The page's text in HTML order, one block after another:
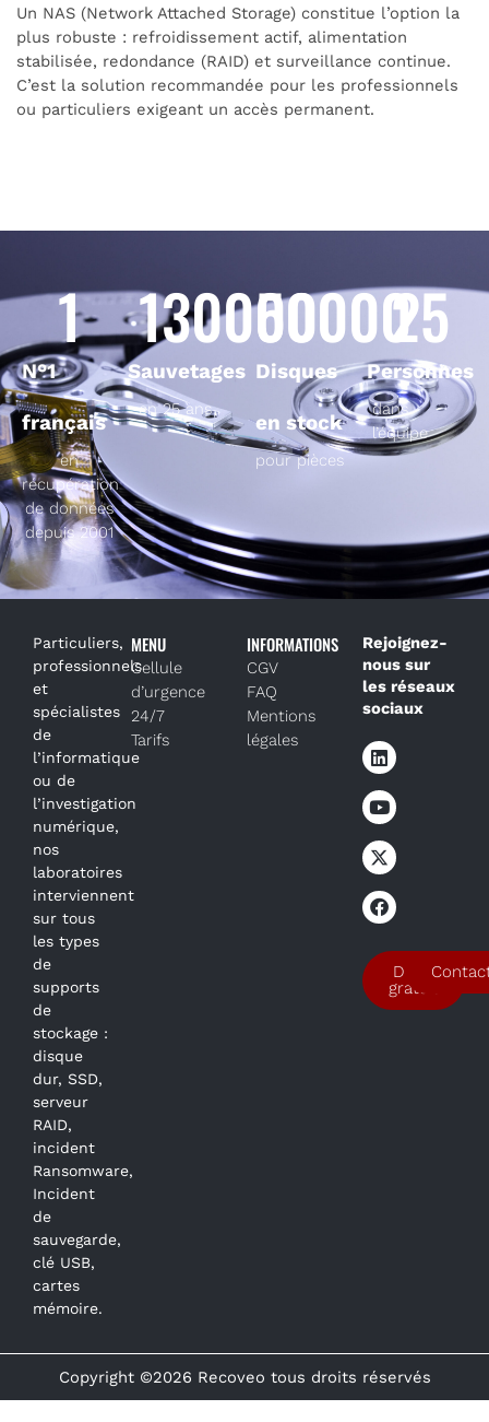
Un NAS (Network Attached Storage) constitue l’option la
plus robuste : refroidissement actif, alimentation
stabilisée, redondance (RAID) et surveillance continue.
C’est la solution recommandée pour les professionnels
ou particuliers exigeant un accès permanent.
N°1
français
1
en
récupération
de données
depuis 2001
Sauvetages
130000
en 25 ans
Disques
en stock
50000
pour pièces
Personnes
25
dans
l’équipe
Particuliers,
professionnels
et
spécialistes
de
l’informatique
ou de
l’investigation
numérique,
nos
laboratoires
interviennent
sur tous
les types
de
supports
de
stockage :
disque
dur, SSD,
serveur
RAID,
incident
Ransomware,
Incident
de
sauvegarde,
clé USB,
cartes
mémoire.
MENU
Cellule
d’urgence
24/7
Tarifs
INFORMATIONS
CGV
FAQ
Mentions
légales
Rejoignez-
nous sur
les réseaux
sociaux
Devis
gratuit
Copyright ©2026 Recoveo tous droits réservés